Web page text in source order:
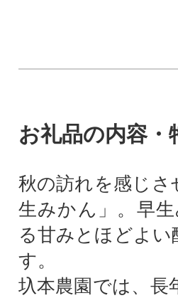
お礼品の内容・
秋の訪れを感じさ
生みかん」。早
る甘みとほどよ
す。
圦本農園では、長